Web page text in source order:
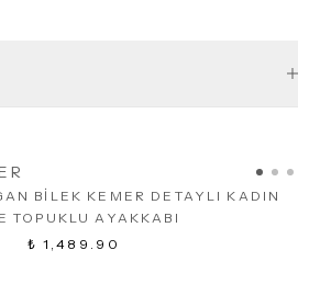
KADIN
TOPUKLU AYAKKABI
₺ 1,489.90